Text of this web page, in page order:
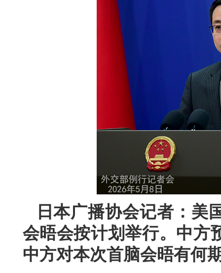
日本广播协会记者：美
会晤会按计划举行。中方
中方对本次首脑会晤有何